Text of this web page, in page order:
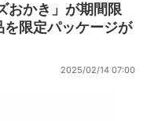
おかき」が期間限
限定パッケージが
2025/02/14 07:00